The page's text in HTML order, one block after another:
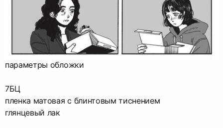
параметры обложки
7БЦ
пленка матовая с блинтовым тиснением
глянцевый лак